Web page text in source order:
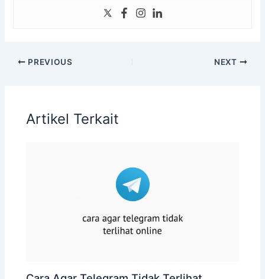
PREVIOUS NEXT
Artikel Terkait